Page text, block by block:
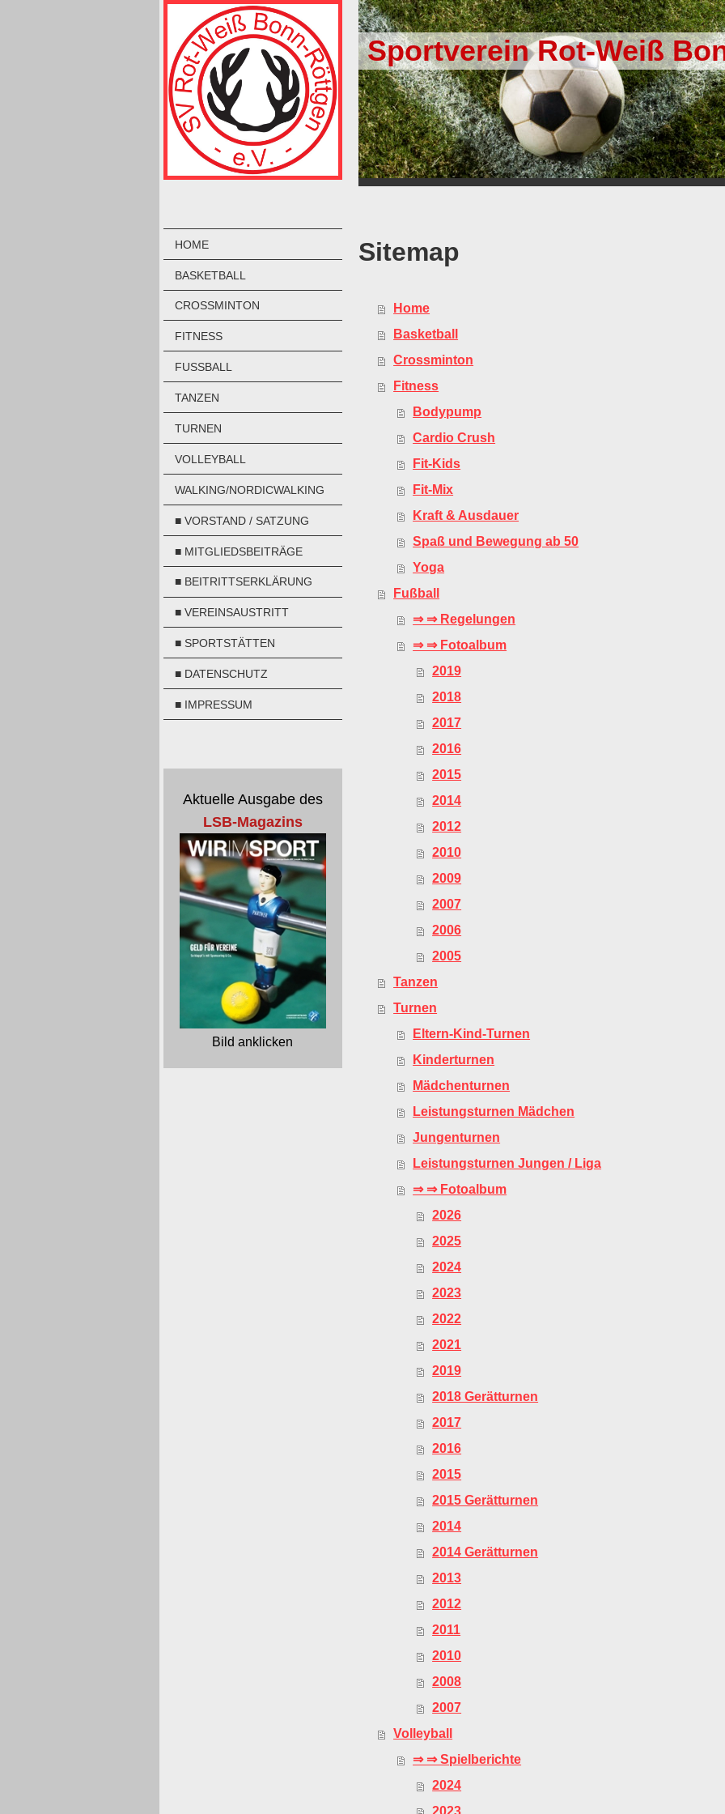
HOME
BASKETBALL
CROSSMINTON
FITNESS
FUSSBALL
TANZEN
TURNEN
VOLLEYBALL
WALKING/NORDICWALKING
■ VORSTAND / SATZUNG
■ MITGLIEDSBEITRÄGE
■ BEITRITTSERKLÄRUNG
■ VEREINSAUSTRITT
■ SPORTSTÄTTEN
■ DATENSCHUTZ
■ IMPRESSUM
Aktuelle Ausgabe des
LSB-Magazins
Bild anklicken
Sportverein Rot-Weiß
Sitemap
Home
Basketball
Crossminton
Fitness
Bodypump
Cardio Crush
Fit-Kids
Fit-Mix
Kraft & Ausdauer
Spaß und Bewegung ab 50
Yoga
Fußball
⇒ ⇒ Regelungen
⇒ ⇒ Fotoalbum
2019
2018
2017
2016
2015
2014
2012
2010
2009
2007
2006
2005
Tanzen
Turnen
Eltern-Kind-Turnen
Kinderturnen
Mädchenturnen
Leistungsturnen Mädchen
Jungenturnen
Leistungsturnen Jungen / Liga
⇒ ⇒ Fotoalbum
2026
2025
2024
2023
2022
2021
2019
2018 Gerätturnen
2017
2016
2015
2015 Gerätturnen
2014
2014 Gerätturnen
2013
2012
2011
2010
2008
2007
Volleyball
⇒ ⇒ Spielberichte
2024
2023